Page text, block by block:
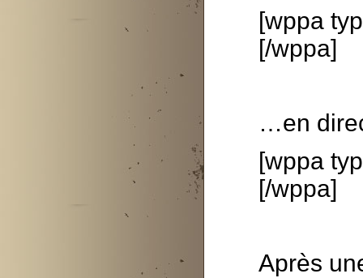
[wppa
[/wppa]
…en
[wppa
[/wppa]
Après